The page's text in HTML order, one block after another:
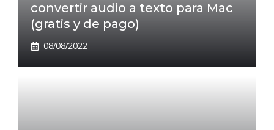
convertir audio a texto para Mac
(gratis y de pago)
08/08/2022